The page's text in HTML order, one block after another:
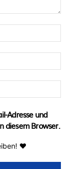
Adresse und
diesem Browser.
♥